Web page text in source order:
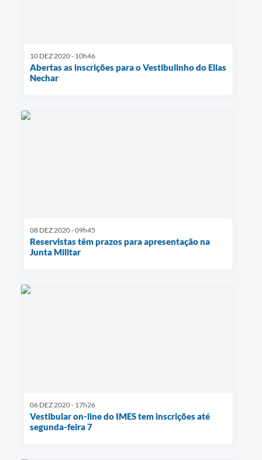
10 DEZ 2020 - 10h46
Abertas as inscrições para o Vestibulinho do Elias
Nechar
08 DEZ 2020 - 09h45
Reservistas têm prazos para apresentação na
Junta Militar
06 DEZ 2020 - 17h26
Vestibular on-line do IMES tem inscrições até
segunda-feira 7